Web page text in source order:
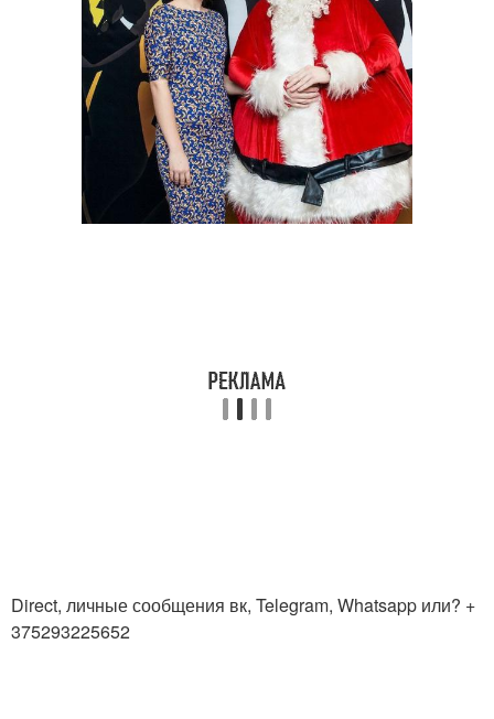
Direct, личные сообщения вк, Telegram, Whatsapp или? +
375293225652